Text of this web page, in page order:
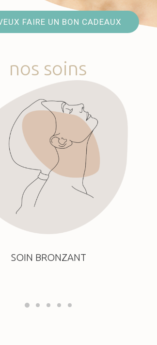
FAIRE UN BON CADEAUX
nos soins
SOIN BRONZANT